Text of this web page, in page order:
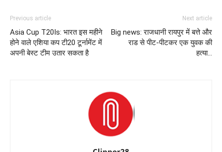
Previous article
Asia Cup T20Is: भारत इस महीने
होने वाले एशिया कप टी20 टूर्नामेंट में
अपनी बेस्ट टीम उतार सकता है
Next article
Big news: राजधानी रायपुर में बत्ते और
राड से पीट-पीटकर एक युवक की
हत्या…